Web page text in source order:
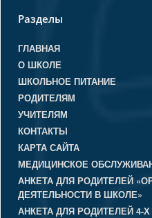
Разделы
ГЛАВНАЯ
О ШКОЛЕ
ШКОЛЬНОЕ ПИТАНИЕ
РОДИТЕЛЯМ
УЧИТЕЛЯМ
КОНТАКТЫ
КАРТА САЙТА
МЕДИЦИНСКОЕ
АНКЕТА ДЛЯ РОДИТЕЛЕЙ
ДЕЯТЕЛЬНОСТИ В ШКОЛЕ»
АНКЕТА ДЛЯ РОДИТЕЛЕЙ 4-